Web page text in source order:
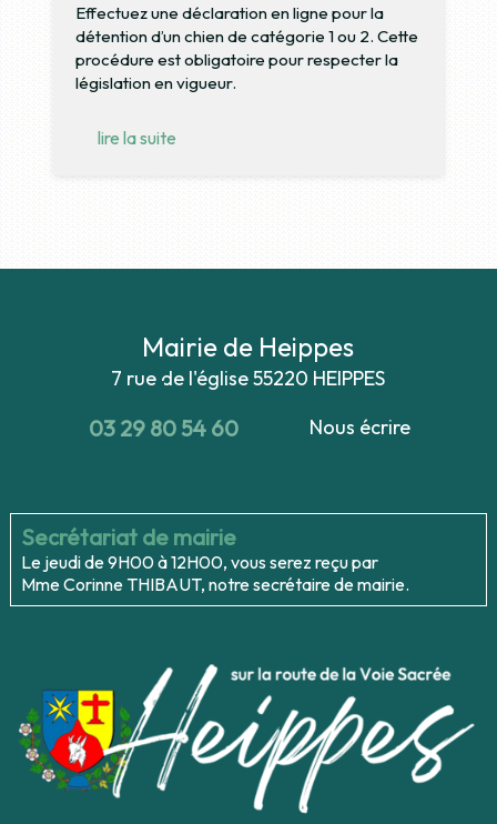
Effectuez une déclaration en ligne pour la
détention d’un chien de catégorie 1 ou 2. Cette
procédure est obligatoire pour respecter la
législation en vigueur.
lire la suite
Mairie de Heippes
7 rue de l'église55220 HEIPPES
03 29 80 54 60 Nous écrire
Secrétariat de mairie
Le jeudi de 9H00 à 12H00, vous serez reçu par
Mme Corinne THIBAUT, notre secrétaire de mairie.